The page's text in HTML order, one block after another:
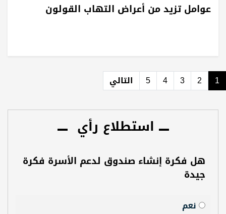
عوامل تزيد من أعراض التهاب القولون
1
2
3
4
5 التالي
استطلاع رأي
هل فكرة إنشاء صندوق لدعم الأسرة فكرة
جيدة
نعم